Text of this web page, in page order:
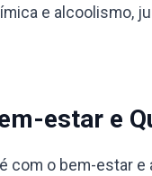
e alcoolismo,
estar e
com o bem-estar e